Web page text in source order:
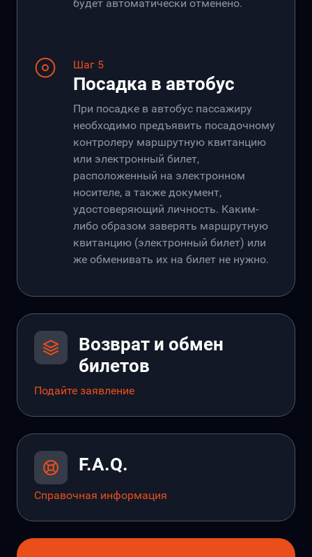
будет автоматически отменено.
Шаг 5
Посадка в автобус
При посадке в автобус пассажиру
необходимо предъявить посадочному
контролеру маршрутную квитанцию
или электронный билет,
расположенный на электронном
носителе, а также документ,
удостоверяющий личность. Каким-
либо образом заверять маршрутную
квитанцию (электронный билет) или
же обменивать их на билет не нужно.
Возврат и обмен
билетов
Подайте заявление
F.A.Q.
Справочная информация